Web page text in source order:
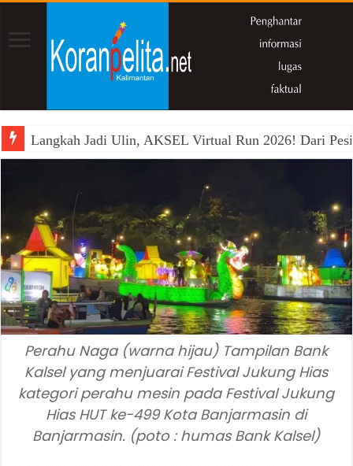
Langkah Jadi Ulin, AKSEL Virtual Run 2026! Dari
Perahu Naga (warna hijau) Tampilan Bank
Kalsel yang menjuarai Festival Jukung Hias
kategori perahu mesin pada Festival Jukung
Hias HUT ke-499 Kota Banjarmasin di
Banjarmasin. (poto : humas Bank Kalsel)